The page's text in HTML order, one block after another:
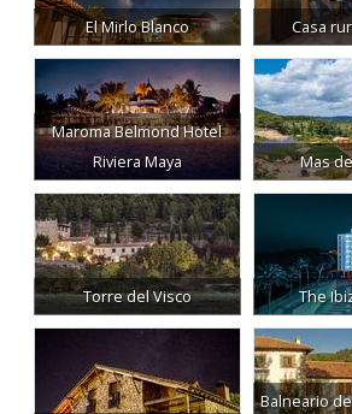
El Mirlo Blanco Casa
Maroma Belmond Hotel
Riviera Maya
Mas
Torre del Visco The
Balneario